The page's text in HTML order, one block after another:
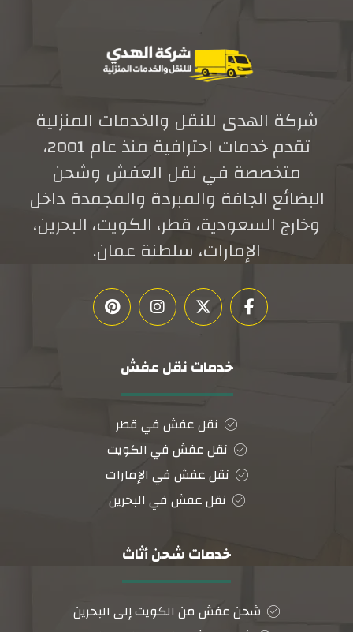
شركة الهدى للنقل والخدمات المنزلية
تقدم خدمات احترافية منذ عام 2001،
متخصصة في نقل العفش وشحن
البضائع الجافة والمبردة والمجمدة داخل
وخارج السعودية، قطر، الكويت، البحرين،
الإمارات، سلطنة عمان.
خدمات نقل عفش
نقل عفش في قطر
نقل عفش في الكويت
نقل عفش في الإمارات
نقل عفش في البحرين
خدمات شحن أثاث
شحن عفش من الكويت إلى البحرين